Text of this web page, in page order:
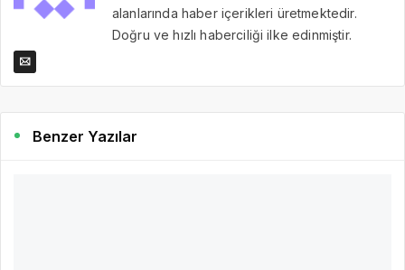
alanlarında haber içerikleri üretmektedir.
Doğru ve hızlı haberciliği ilke edinmiştir.
Benzer Yazılar